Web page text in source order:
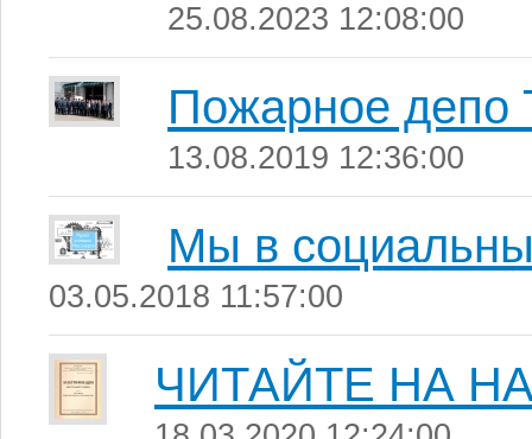
25.08.2023 12:08:00
Пожарное
13.08.2019 12:36:00
Мы в
03.05.2018 11:57:00
ЧИТАЙТЕ НА